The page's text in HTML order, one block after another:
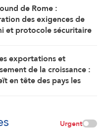
de Rome :
des exigences de
et protocole sécuritaire
exportations et
de la croissance :
en tête des pays les
Urgent